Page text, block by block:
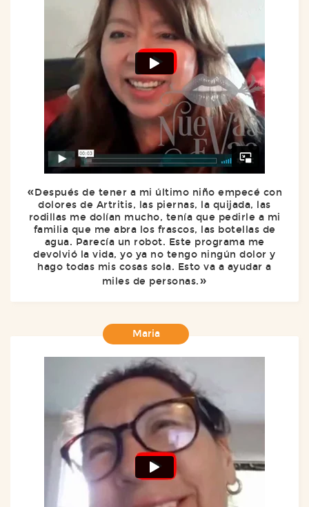
Después de tener a mi último niño empecé con
dolores de Artritis, las piernas, la quijada, las
rodillas me dolían mucho, tenía que pedirle a mi
familia que me abra los frascos, las botellas de
agua. Parecía un robot. Este programa me
devolvió la vida, yo ya no tengo ningún dolor y
hago todas mis cosas sola. Esto va a ayudar a
miles de personas.
Maria